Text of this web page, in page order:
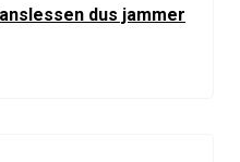
dus jammer